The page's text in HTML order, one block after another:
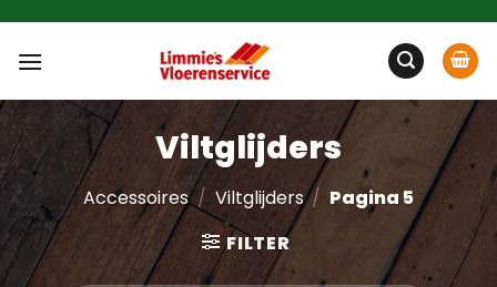
inhoud
Viltglijders
Accessoires / Viltglijders / Pagina 5
FILTER